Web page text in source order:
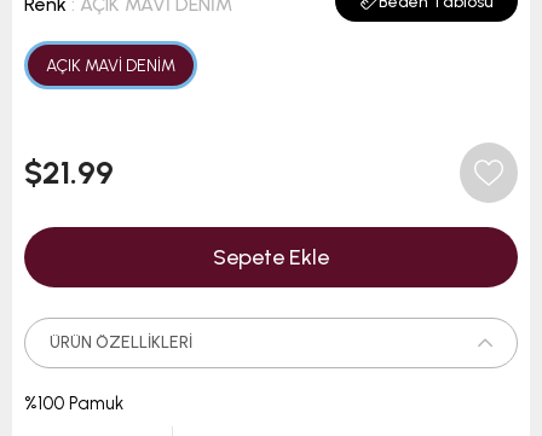
AÇIK MAVİ DENİM
$21.99
ÜRÜN ÖZELLIKLERI
%100 Pamuk